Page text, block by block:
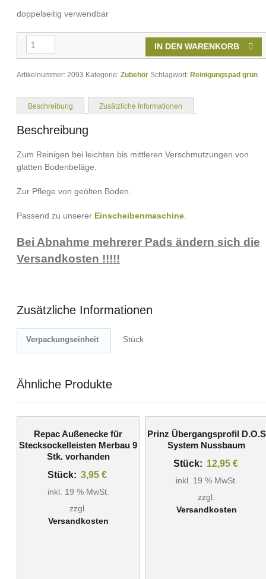
doppelseitig verwendbar
Reinigungspad
grün
für
∅
mm
Menge
IN DEN WARENKORB
Artikelnummer: 2093 Kategorie: Zubehör Schlagwort: Reinigungspad grün
Beschreibung Zusätzliche Informationen
Beschreibung
Zum Reinigen bei leichten bis mittleren Verschmutzungen von
glatten Bodenbeläge.
Zur Pflege von geölten Böden.
Passend zu unserer Einscheibenmaschine
Bei Abnahme mehrerer Pads ändern sich die
Versandkosten !!!!!
Zusätzliche Informationen
Verpackungseinheit Stück
Ähnliche Produkte
Repac Außenecke für
Stecksockelleisten Merbau 9
Stk. vorhanden
Stück: 3,95€
inkl. 19 % MwSt.
zzgl.
Versandkosten
Prinz Übergangsprofil D.O.S
System Nussbaum
Stück: 12,95 €
inkl. 19 % MwSt.
zzgl.
Versandkosten